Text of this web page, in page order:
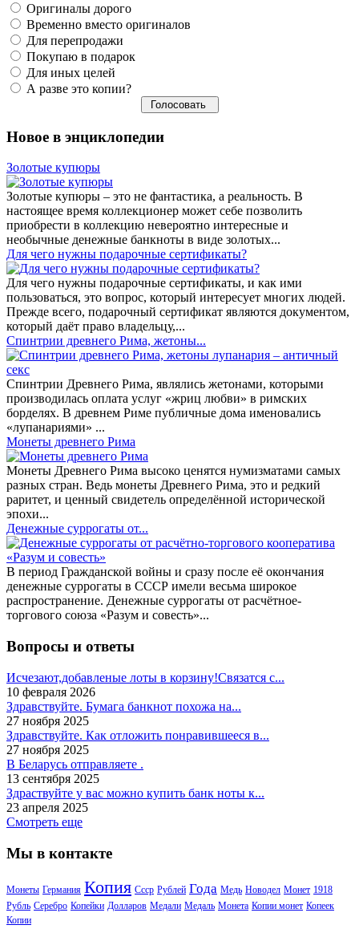
Оригиналы дорого
Временно вместо оригиналов
Для перепродажи
Покупаю в подарок
Для иных целей
А разве это копии?
Новое в энциклопедии
Золотые купюры
Золотые купюры – это не фантастика, а реальность. В
настоящее время коллекционер может себе позволить
приобрести в коллекцию невероятно интересные и
необычные денежные банкноты в виде золотых...
​Для чего нужны подарочные сертификаты?
Для чего нужны подарочные сертификаты, и как ими
пользоваться, это вопрос, который интересует многих людей.
Прежде всего, подарочный сертификат являются документом,
который даёт право владельцу,...
Спинтрии древнего Рима, жетоны...
Спинтрии Древнего Рима, являлись жетонами, которыми
производилась оплата услуг «жриц любви» в римских
борделях. В древнем Риме публичные дома именовались
«лупанариями» ...
Монеты древнего Рима
Монеты Древнего Рима высоко ценятся нумизматами самых
разных стран. Ведь монеты Древнего Рима, это и редкий
раритет, и ценный свидетель определённой исторической
эпохи...
Денежные суррогаты от...
В период Гражданской войны и сразу после её окончания
денежные суррогаты в СССР имели весьма широкое
распространение. Денежные суррогаты от расчётное-
торгового союза «Разум и совесть»...
Вопросы и ответы
Исчезают,добавленые лоты в корзину!Связатся с...
10 февраля 2026
Здравствуйте. Бумага банкнот похожа на...
27 ноября 2025
Здравствуйте. Как отложить понравившееся в...
27 ноября 2025
В Беларусь отправляете .
13 сентября 2025
Здраствуйте у вас можно купить банк ноты к...
23 апреля 2025
Смотреть еще
Мы в контакте
Монеты Германия Копия Ссср Рублей Года Медь Новодел Монет 1918
Рубль Серебро Копейки Долларов Медали Медаль Монета Копии монет Копеек
Копии